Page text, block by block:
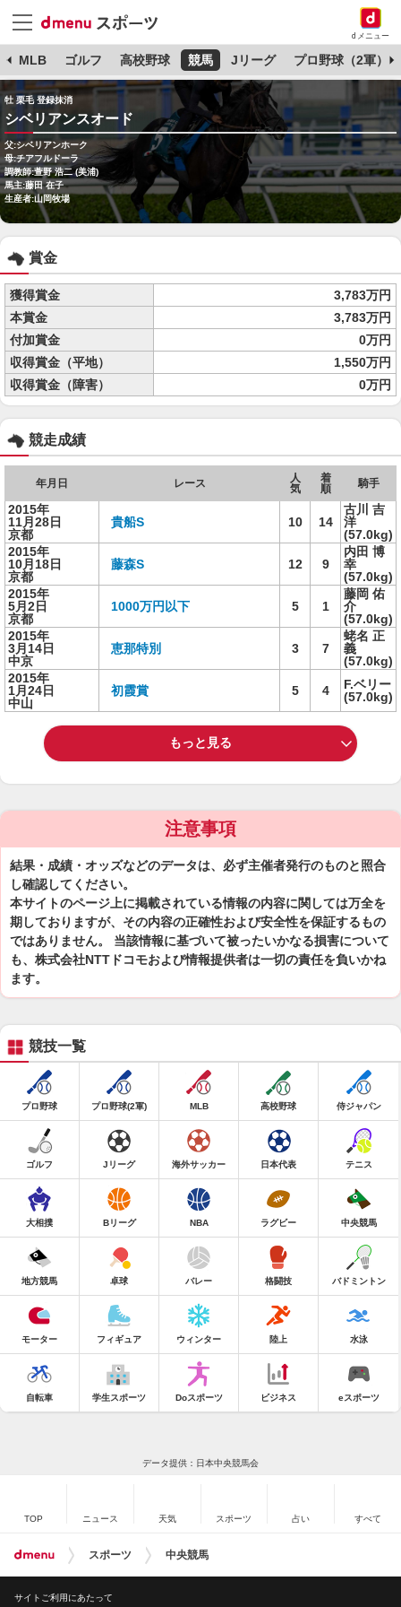
dメニュー
MLB ゴルフ 高校野球 競馬 Jリーグ プロ野球（2軍）
牡 栗毛 登録抹消
シベリアンスオード
父:シベリアンホーク
母:チアフルドーラ
調教師:萱野 浩二 (美浦)
馬主:藤田 在子
生産者:山岡牧場
賞金
獲得賞金
3,783万円
本賞金
3,783万円
付加賞金
0万円
収得賞金（平地）
1,550万円
収得賞金（障害）
0万円
競走成績
年月日 レース
人
気
着
順
騎手
2015年
11月28日
京都
貴船S 10 14
古川 吉
洋
(57.0kg)
2015年
10月18日
京都
藤森S 12 9
内田 博
幸
(57.0kg)
2015年
5月2日
京都
1000万円以下 5 1
藤岡 佑
介
(57.0kg)
2015年
3月14日
中京
恵那特別 3 7
蛯名 正
義
(57.0kg)
2015年
1月24日
中山
初霞賞 5 4
F.ベリー
(57.0kg)
もっと見る
注意事項
結果・成績・オッズなどのデータは、必ず主催者発行のものと照合
し確認してください。
本サイトのページ上に掲載されている情報の内容に関しては万全を
期しておりますが、その内容の正確性および安全性を保証するもの
ではありません。 当該情報に基づいて被ったいかなる損害について
も、株式会社NTTドコモおよび情報提供者は一切の責任を負いかね
ます。
競技一覧
プロ野球 プロ野球(2軍) MLB 高校野球 侍ジャパン
ゴルフ Jリーグ 海外サッカー 日本代表 テニス
大相撲 Bリーグ NBA ラグビー 中央競馬
地方競馬 卓球 バレー 格闘技 バドミントン
モーター フィギュア ウィンター 陸上 水泳
自転車 学生スポーツ Doスポーツ ビジネス eスポーツ
データ提供：日本中央競馬会
TOP ニュース 天気 スポーツ 占い すべて
スポーツ 中央競馬
サイトご利用にあたって